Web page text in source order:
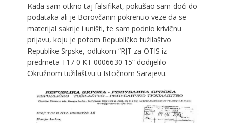
Kada sam otkrio taj falsifikat, pokušao sam doći do
podataka ali je Borovčanin pokrenuo veze da se
materijal sakrije i uništi, te sam podnio krivičnu
prijavu, koju je potom Republičko tužilaštvo
Republike Srpske, odlukom “RJT za OTIS iz
predmeta T17 0 KT 0006630 15” dodijelilo
Okružnom tužilaštvu u Istočnom Sarajevu.